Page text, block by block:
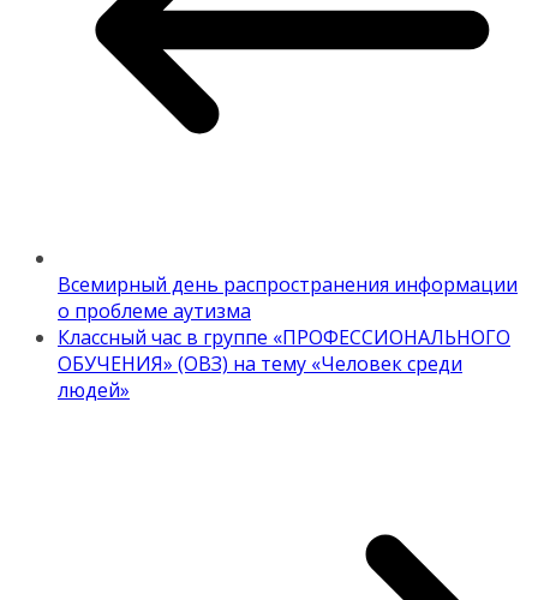
Всемирный день распространения информации
о проблеме аутизма
Классный час в группе «ПРОФЕССИОНАЛЬНОГО
ОБУЧЕНИЯ» (ОВЗ) на тему «Человек среди
людей»